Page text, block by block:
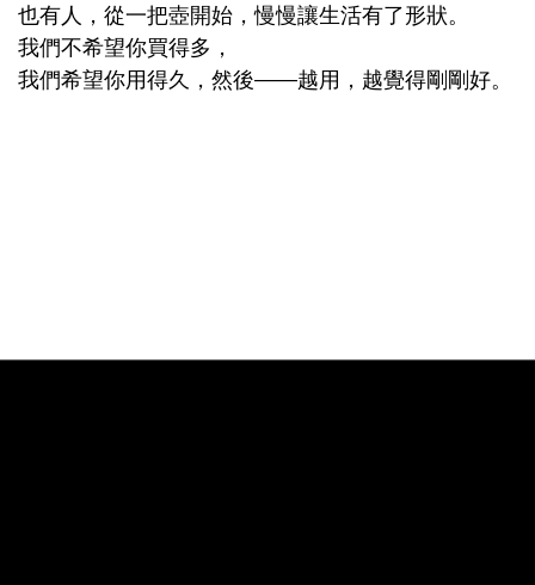
也有人，從一把壺開始，慢慢讓生活有了形狀。
我們不希望你買得多，
我們希望你用得久，然後——越用，越覺得剛剛好。